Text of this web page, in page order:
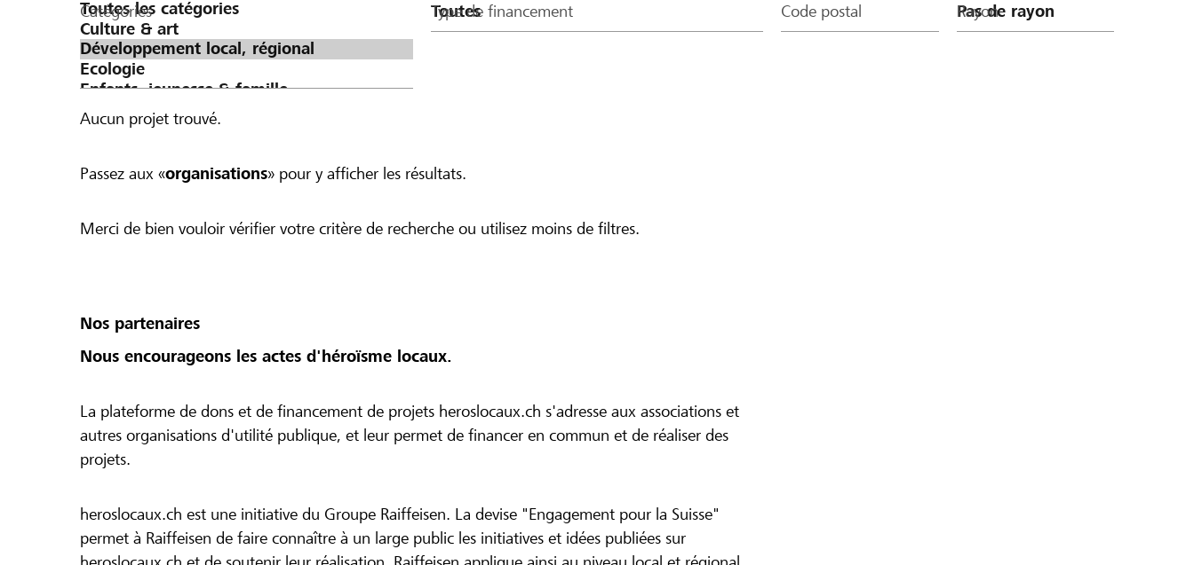
Catégories Type de financement Code postal Rayon
Aucun projet trouvé.
Passez aux «organisations» pour y afficher les résultats.
Merci de bien vouloir vérifier votre critère de recherche ou utilisez moins de filtres.
Nos partenaires
Nous encourageons les actes d'héroïsme locaux.
La plateforme de dons et de financement de projets heroslocaux.ch s'adresse aux associations et
autres organisations d'utilité publique, et leur permet de financer en commun et de réaliser des
projets.
heroslocaux.ch est une initiative du Groupe Raiffeisen. La devise "Engagement pour la Suisse"
permet à Raiffeisen de faire connaître à un large public les initiatives et idées publiées sur